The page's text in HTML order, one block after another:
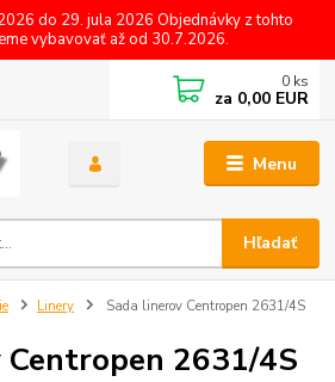
do 29. jula 2026 Objednávky z tohto
vybavovať až od 30.7.2026.
Menu
Hľadať
0 ks
za 0,00 EUR
Linery Sada linerov Centropen 2631/4S
2631/4S